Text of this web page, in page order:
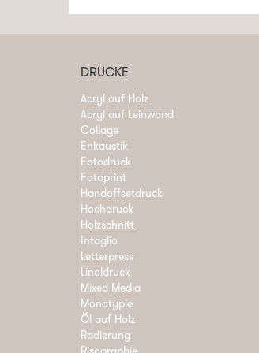
DRUCKE
Acryl auf Holz
Acryl auf Leinwand
Collage
Enkaustik
Fotodruck
Fotoprint
Handoffsetdruck
Hochdruck
Holzschnitt
Intaglio
Letterpress
Linoldruck
Mixed Media
Monotypie
Öl auf Holz
Radierung